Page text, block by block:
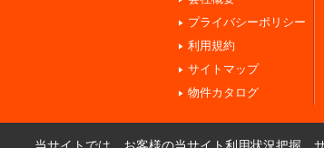
プライバシーポリシー
利用規約
サイトマップ
物件カタログ